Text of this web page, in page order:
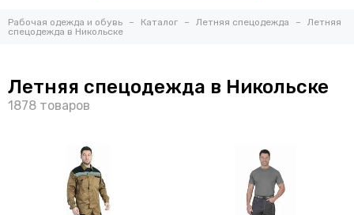
Рабочая одежда и обувь Каталог Летняя спецодежда
Летняя
спецодежда в Никольске
Летняя спецодежда в Никольске